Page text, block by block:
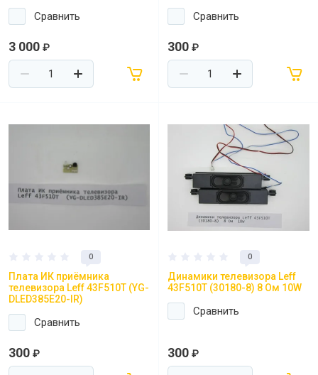
Сравнить
3 000 ₽
Сравнить
300 ₽
0
Плата ИК приёмника
телевизора Leff 43F510T (YG-
DLED385E20-IR)
Сравнить
300 ₽
0
Динамики телевизора Leff
43F510T (30180-8) 8 Ом 10W
Сравнить
300 ₽